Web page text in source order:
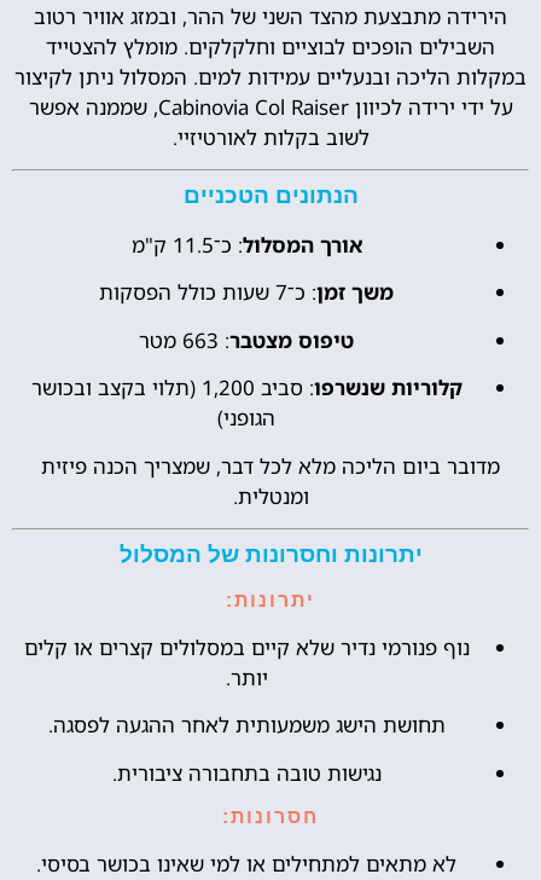
הירידה מתבצעת מהצד השני של ההר, ובמזג אוויר רטוב
השבילים הופכים לבוציים וחלקלקים. מומלץ להצטייד
במקלות הליכה ובנעליים עמידות למים. המסלול ניתן לקיצור
על ידי ירידה לכיוון Cabinovia Col Raiser, שממנה אפשר
לשוב בקלות לאורטיזיי.
הנתונים הטכניים
אורך המסלול: כ־11.5 ק"מ
משך זמן: כ־7 שעות כולל הפסקות
טיפוס מצטבר: 663 מטר
קלוריות שנשרפו
: סביב 1,200 (תלוי בקצב ובכושר
הגופני)
מדובר ביום הליכה מלא לכל דבר, שמצריך הכנה פיזית
ומנטלית.
יתרונות וחסרונות של המסלול
יתרונות:
נוף פנורמי נדיר שלא קיים במסלולים קצרים או קלים
יותר.
תחושת הישג משמעותית לאחר ההגעה לפסגה.
נגישות טובה בתחבורה ציבורית.
חסרונות:
לא מתאים למתחילים או למי שאינו בכושר בסיסי.